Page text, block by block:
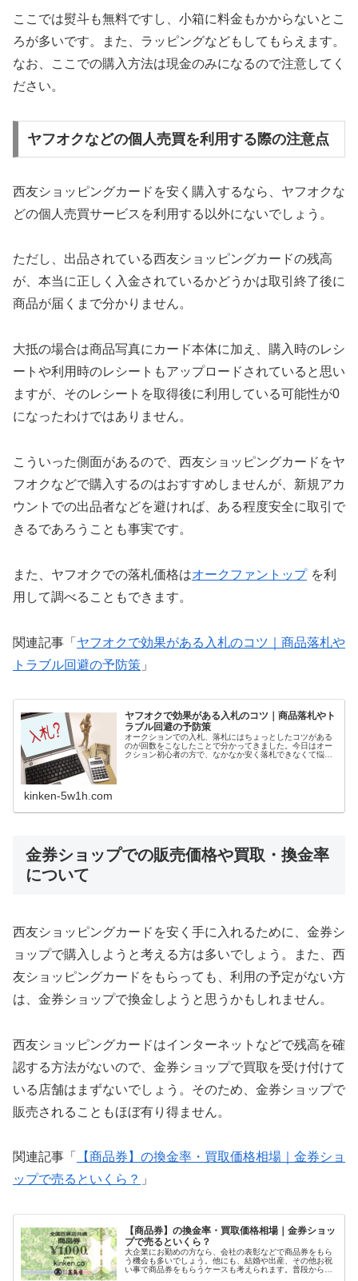
ここでは熨斗も無料ですし、小箱に料金もかからないとこ
ろが多いです。また、ラッピングなどもしてもらえます。
なお、ここでの購入方法は現金のみになるので注意してく
ださい。
ヤフオクなどの個人売買を利用する際の注意点
西友ショッピングカードを安く購入するなら、ヤフオクな
どの個人売買サービスを利用する以外にないでしょう。
ただし、出品されている西友ショッピングカードの残高
が、本当に正しく入金されているかどうかは取引終了後に
商品が届くまで分かりません。
大抵の場合は商品写真にカード本体に加え、購入時のレシ
ートや利用時のレシートもアップロードされていると思い
ますが、そのレシートを取得後に利用している可能性が0
になったわけではありません。
こういった側面があるので、西友ショッピングカードをヤ
フオクなどで購入するのはおすすめしませんが、新規アカ
ウントでの出品者などを避ければ、ある程度安全に取引で
きるであろうことも事実です。
また、ヤフオクでの落札価格はオークファントップ を利
用して調べることもできます。
関連記事「 ヤフオクで効果がある入札のコツ｜商品落札や
トラブル回避の予防策 」
ヤフオクで効果がある入札のコツ｜商品落札やト
ラブル回避の予防策
オークションでの入札、落札にはちょっとしたコツがある
のが回数をこなしたことで分かってきました。今日はオー
クション初心者の方で、なかなか安く落札できなくて悩ん
kinken-5w1h.com
金券ショップでの販売価格や買取・換金率
について
西友ショッピングカードを安く手に入れるために、金券シ
ョップで購入しようと考える方は多いでしょう。また、西
友ショッピングカードをもらっても、利用の予定がない方
は、金券ショップで換金しようと思うかもしれません。
西友ショッピングカードはインターネットなどで残高を確
認する方法がないので、金券ショップで買取を受け付けて
いる店舗はまずないでしょう。そのため、金券ショップで
販売されることもほぼ有り得ません。
関連記事「
【商品券】の換金率・買取価格相場｜金券ショ
ップで売るといくら？ 」
【商品券】の換金率・買取価格相場｜金券ショッ
プで売るといくら？
大企業にお勤めの方なら、会社の表彰などで商品券をもら
う機会も多いでしょう。他にも、結婚や出産、その他お祝
い事で商品券をもらうケースも考えられます。普段から商